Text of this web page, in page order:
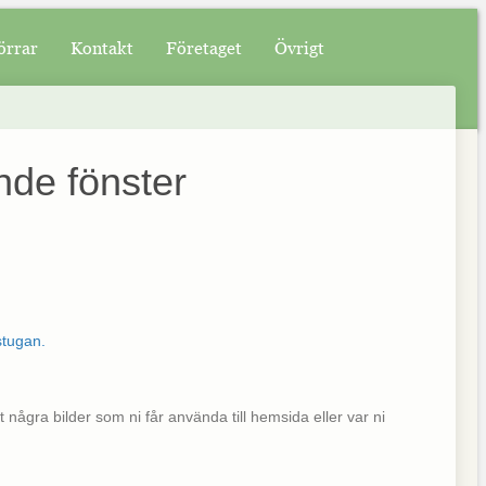
Kontakt Företaget Övrigt
fönster
bilder som ni får använda till hemsida eller var ni